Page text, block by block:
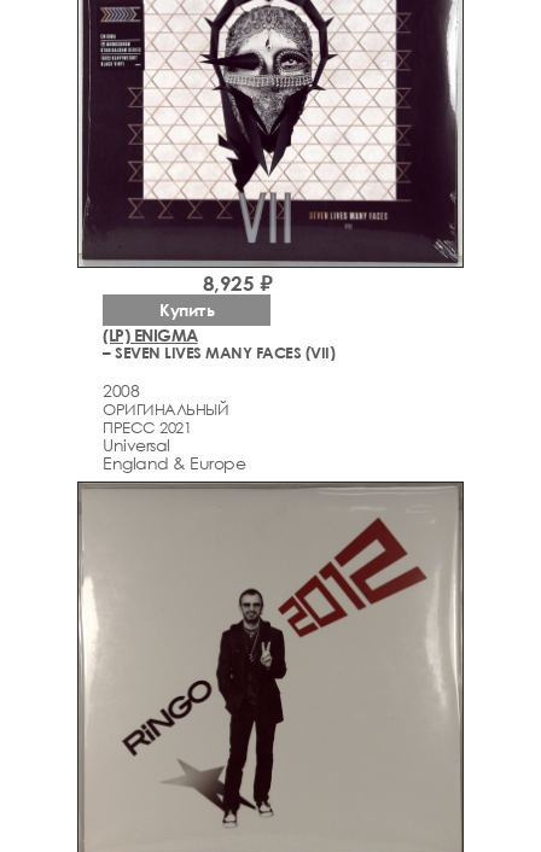
(LP) ENIGMA
– SEVEN LIVES MANY FACES (VII)
2008
ОРИГИНАЛЬНЫЙ
ПРЕСС 2021
Universal
England & Europe
8,925 ₽
Купить